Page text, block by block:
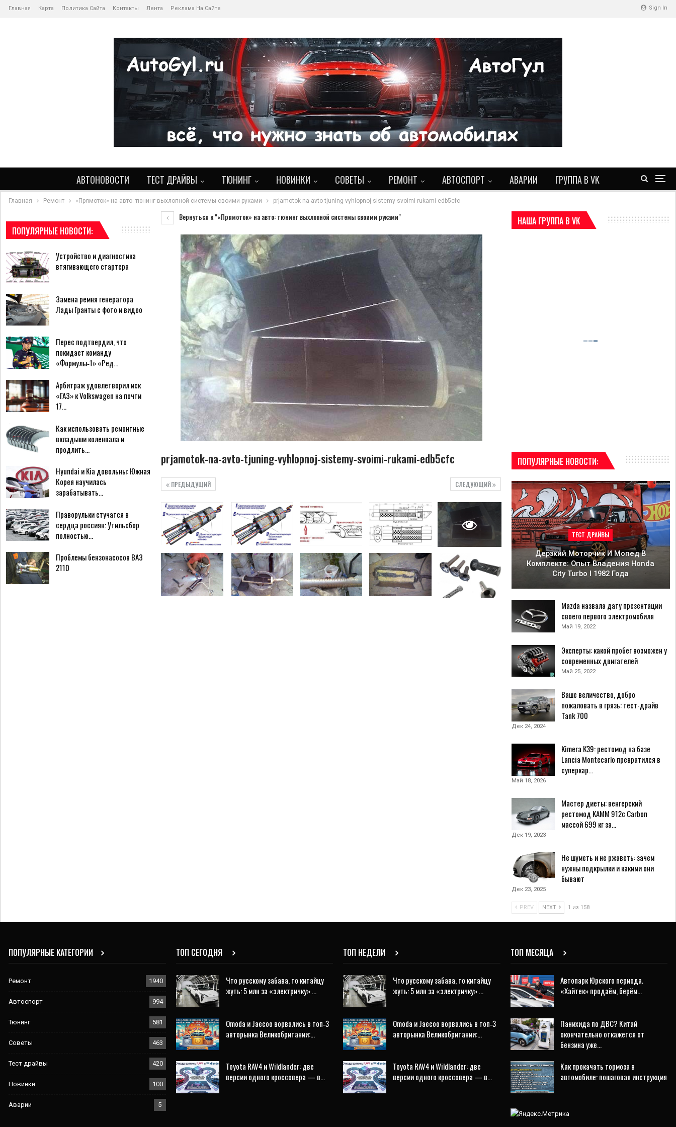
Sign In
Главная Карта Политика Сайта Контакты Лента Реклама На Сайте
АВТОНОВОСТИ ТЕСТ ДРАЙВЫ ТЮНИНГ НОВИНКИ СОВЕТЫ РЕМОНТ АВТОСПОРТ АВАРИИ ГРУППА В VK
Главная Ремонт «Прямоток» на авто: тюнинг выхлопной системы своими руками prjamotok-na-avto-tjuning-vyhlopnoj-sistemy-svoimi-rukami-edb5cfc
Вернуться к "«Прямоток» на авто: тюнинг выхлопной системы своими руками"
prjamotok-na-avto-tjuning-vyhlopnoj-sistemy-svoimi-rukami-edb5cfc
СЛЕДУЮЩИЙ
ПРЕДЫДУЩИЙ
НАША ГРУППА В VK
ПОПУЛЯРНЫЕ НОВОСТИ:
ТЕСТ ДРАЙВЫ
Дерзкий Моторчик И Мопед В
Комплекте: Опыт Владения Honda
City Turbo I 1982 Года
Mazda назвала дату презентации
своего первого электромобиля
Май 19, 2022
Эксперты: какой пробег возможен у
современных двигателей
Май 25, 2022
Ваше величество, добро
пожаловать в грязь: тест-драйв
Tank 700
Дек 24, 2024
Kimera K39: рестомод на базе
Lancia Montecarlo превратился в
суперкар…
Май 18, 2026
Мастер диеты: венгерский
рестомод KAMM 912c Carbon
массой 699 кг за…
Дек 19, 2023
Не шуметь и не ржаветь: зачем
нужны подкрылки и какими они
бывают
Дек 23, 2025
PREV NEXT 1 из 158
ПОПУЛЯРНЫЕ НОВОСТИ:
Устройство и диагностика
втягивающего стартера
Замена ремня генератора
Лады Гранты с фото и видео
Перес подтвердил, что
покидает команду
«Формулы‑1» «Ред…
Арбитраж удовлетворил иск
«ГАЗ» к Volkswagen на почти
17…
Как использовать ремонтные
вкладыши коленвала и
продлить…
Hyundai и Kia довольны: Южная
Корея научилась
зарабатывать…
Праворульки стучатся в
сердца россиян: Утильсбор
полностью…
Проблемы бензонасосов ВАЗ
2110
ПОПУЛЯРНЫЕ КАТЕГОРИИ
Ремонт 1940
Автоспорт 994
Тюнинг 581
Советы 463
Тест драйвы 420
Новинки 100
Аварии 5
ТОП СЕГОДНЯ
Что русскому забава, то китайцу
жуть: 5 млн за «электричку» …
Omoda и Jaecoo ворвались в топ‑3
авторынка Великобритании:…
Toyota RAV4 и Wildlander: две
версии одного кроссовера — в…
ТОП НЕДЕЛИ
Что русскому забава, то китайцу
жуть: 5 млн за «электричку» …
Omoda и Jaecoo ворвались в топ‑3
авторынка Великобритании:…
Toyota RAV4 и Wildlander: две
версии одного кроссовера — в…
ТОП МЕСЯЦА
Автопарк Юрского периода.
«Хайтек» продаём, берём…
Панихида по ДВС? Китай
окончательно откажется от
бензина уже…
Как прокачать тормоза в
автомобиле: пошаговая инструкция